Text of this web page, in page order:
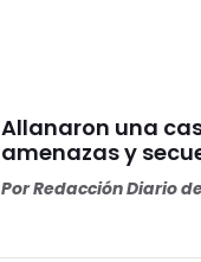
Allanaron una
amenazas y
PorRedacción Diario